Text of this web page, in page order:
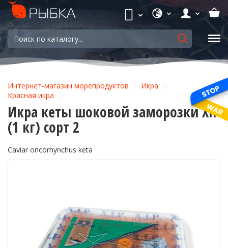
Интернет-магазин морепродуктов
Икра
Красная икра
Икра кеты шоковой заморозки XIP
(1 кг) сорт 2
Caviar oncorhynchus keta